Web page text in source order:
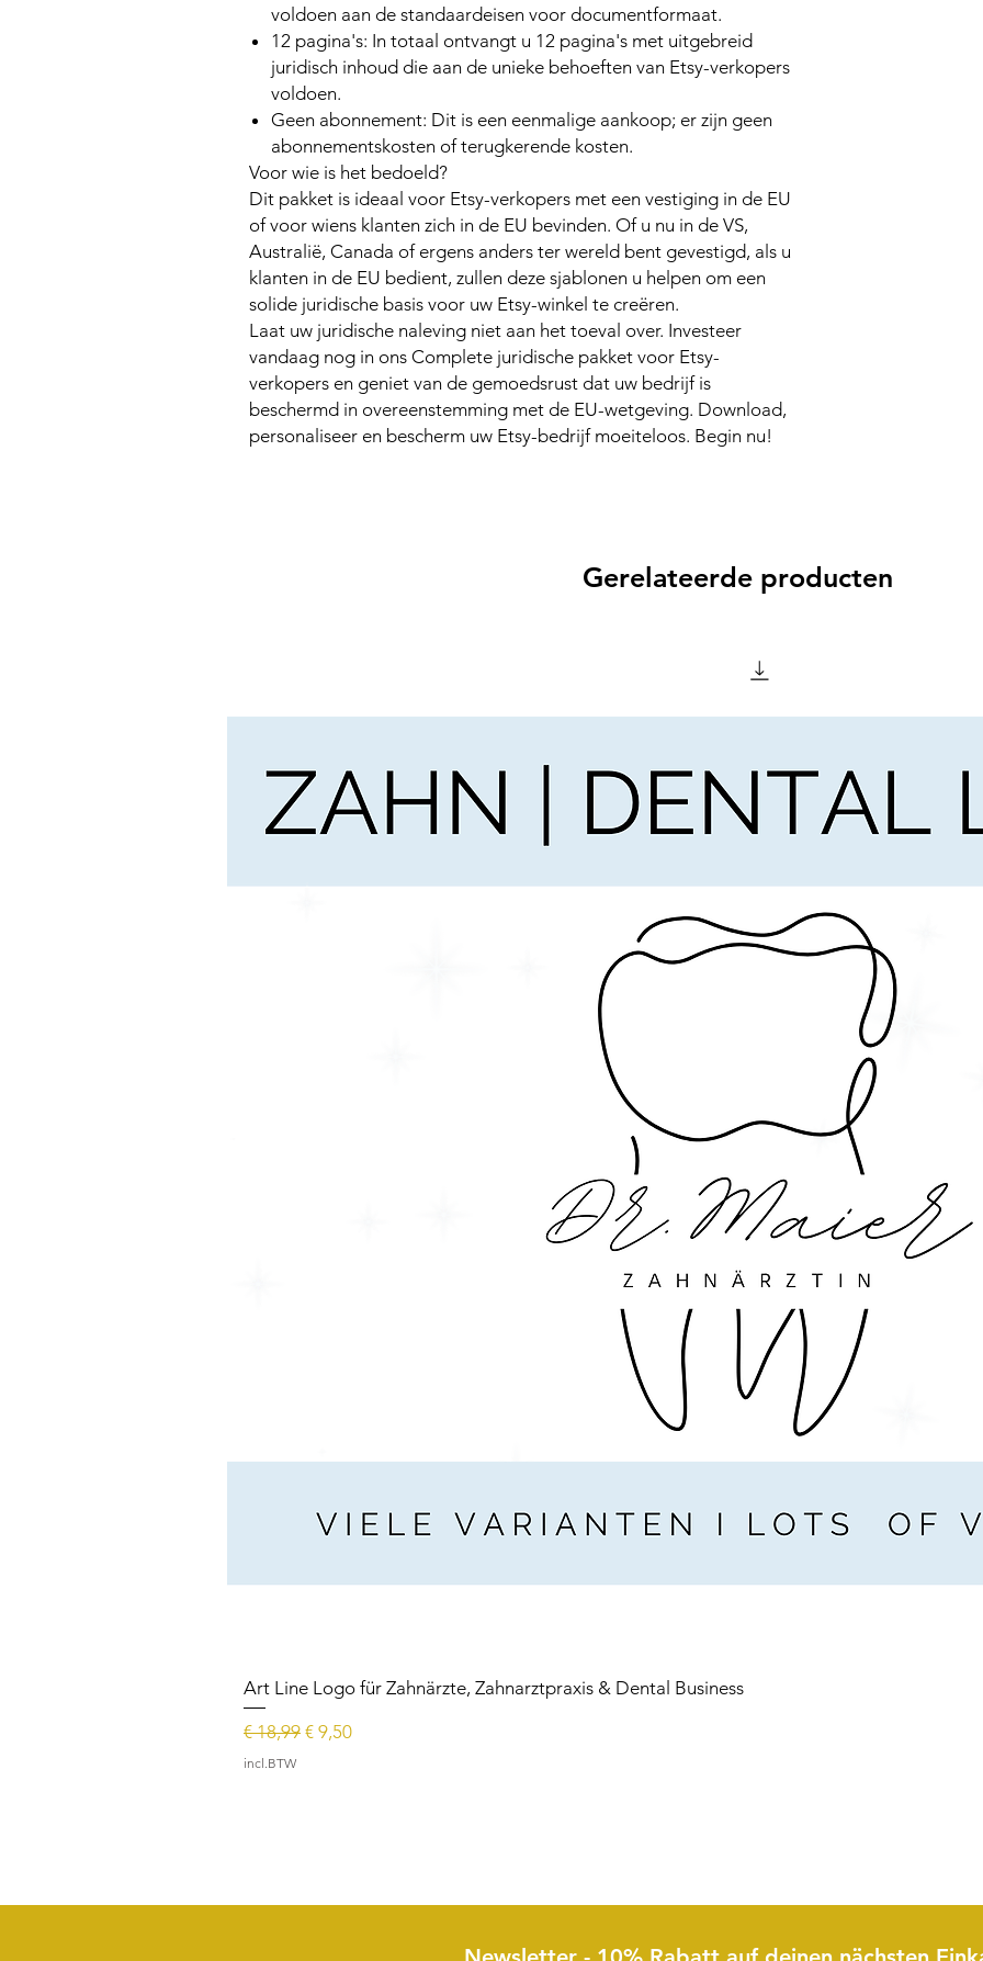
voldoen aan de standaardeisen voor documentformaat.
12 pagina's: In totaal ontvangt u 12 pagina's met uitgebreid
juridisch inhoud die aan de unieke behoeften van Etsy-verkopers
voldoen.
Geen abonnement: Dit is een eenmalige aankoop; er zijn geen
abonnementskosten of terugkerende kosten.
Voor wie is het bedoeld?
Dit pakket is ideaal voor Etsy-verkopers met een vestiging in de EU
of voor wiens klanten zich in de EU bevinden. Of u nu in de VS,
Australië, Canada of ergens anders ter wereld bent gevestigd, als u
klanten in de EU bedient, zullen deze sjablonen u helpen om een ​​
solide juridische basis voor uw Etsy-winkel te creëren.
Laat uw juridische naleving niet aan het toeval over. Investeer
vandaag nog in ons Complete juridische pakket voor Etsy-
verkopers en geniet van de gemoedsrust dat uw bedrijf is
beschermd in overeenstemming met de EU-wetgeving. Download,
personaliseer en bescherm uw Etsy-bedrijf moeiteloos. Begin nu!
Gerelateerde producten
Art Line Logo für Zahnärzte, Zahnarztpraxis & Dental Business
Normale prijs
€ 18,99 Verkoopprijs
€ 9,50
incl.BTW